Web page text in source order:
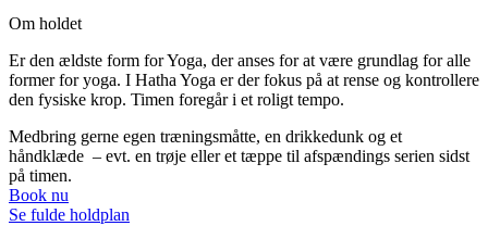
Om holdet
Er den ældste form for Yoga, der anses for at være grundlag for alle
former for yoga. I Hatha Yoga er der fokus på at rense og kontrollere
den fysiske krop. Timen foregår i et roligt tempo.
Medbring gerne egen træningsmåtte, en drikkedunk og et
håndklæde – evt. en trøje eller et tæppe til afspændings serien sidst
på timen.
Book nu
Se fulde holdplan